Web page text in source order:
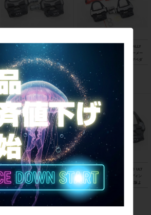
◆◆シマノ SHIMANO アルテグラ ULT
EGRA PD-6700-C SPD-SL カーボン ビ
ンディングペダル（サイクルパラダイ
ス大阪より配送）
7,700円
◆◆ガーミン GARMIN ラリー RALLY
RS200 デュアルセンシングパワーメー
ターペダル SPD-SL ビンディングペダ
ル（サイクルパラダイス大阪より配
送）
86,900円
◆◆シマノ SHIMANO アルテグラ ULT
EGRA PD-R8000 SPD-SL ビンディン
グペダル（サイクルパラダイス大阪よ
り配送）
8,800円
◆◆シマノ SHIMANO アルテグラ ULT
EGRA PD-R8000 SPD-SL ビンディン
グペダル（サイクルパラダイス大阪よ
り配送）
8,800円